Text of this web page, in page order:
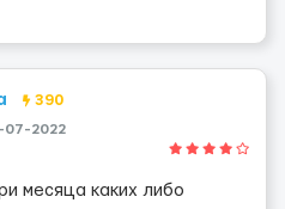
390
07-2022
месяца каких либо